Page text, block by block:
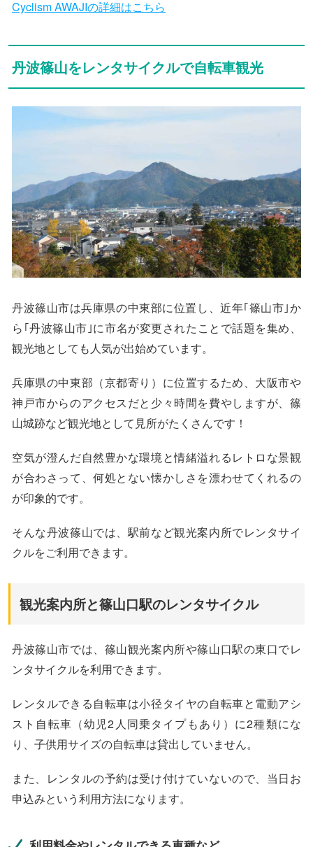
Cyclism AWAJIの詳細はこちら
丹波篠山をレンタサイクルで自転車観光
丹波篠山市は兵庫県の中東部に位置し、近年｢篠山市｣か
ら｢丹波篠山市｣に市名が変更されたことで話題を集め、
観光地としても人気が出始めています。
兵庫県の中東部（京都寄り）に位置するため、大阪市や
神戸市からのアクセスだと少々時間を費やしますが、篠
山城跡など観光地として見所がたくさんです！
空気が澄んだ自然豊かな環境と情緒溢れるレトロな景観
が合わさって、何処とない懐かしさを漂わせてくれるの
が印象的です。
そんな丹波篠山では、駅前など観光案内所でレンタサイ
クルをご利用できます。
観光案内所と篠山口駅のレンタサイクル
丹波篠山市では、篠山観光案内所や篠山口駅の東口でレ
ンタサイクルを利用できます。
レンタルできる自転車は小径タイヤの自転車と電動アシ
スト自転車（幼児2人同乗タイプもあり）に2種類にな
り、子供用サイズの自転車は貸出していません。
また、レンタルの予約は受け付けていないので、当日お
申込みという利用方法になります。